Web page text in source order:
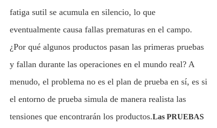
fatiga sutil se acumula en silencio, lo que
eventualmente causa fallas prematuras en el campo.
¿Por qué algunos productos pasan las primeras pruebas
y fallan durante las operaciones en el mundo real? A
menudo, el problema no es el plan de prueba en sí, es si
el entorno de prueba simula de manera realista las
tensiones que encontrarán los productos.Las PRUEBAS